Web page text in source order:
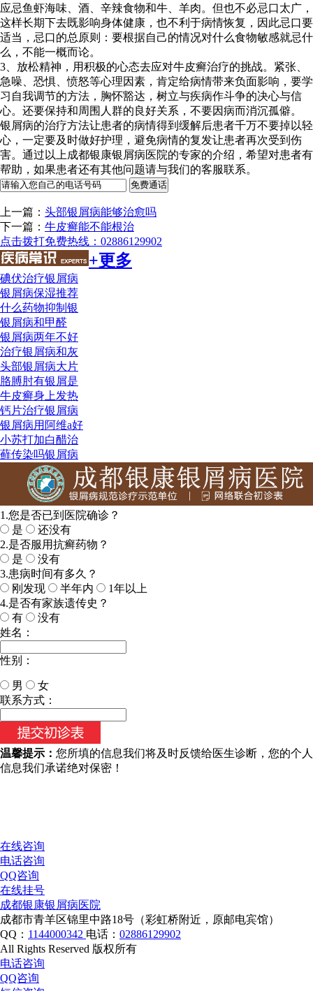
应忌鱼虾海味、酒、辛辣食物和牛、羊肉。但也不必忌口太广，
这样长期下去既影响身体健康，也不利于病情恢复，因此忌口要
适当，忌口的总原则：要根据自己的情况对什么食物敏感就忌什
么，不能一概而论。
3、放松精神，用积极的心态去应对牛皮癣治疗的挑战。紧张、
急噪、恐惧、愤怒等心理因素，肯定给病情带来负面影响，要学
习自我调节的方法，胸怀豁达，树立与疾病作斗争的决心与信
心。还要保持和周围人群的良好关系，不要因病而消沉孤僻。
银屑病的治疗方法让患者的病情得到缓解后患者千万不要掉以轻
心，一定要及时做好护理，避免病情的复发让患者再次受到伤
害。通过以上成都银康银屑病医院的专家的介绍，希望对患者有
帮助，如果患者还有其他问题请与我们的客服联系。
上一篇： 头部银屑病能够治愈吗
下一篇： 牛皮癣能不能根治
点击拨打免费热线：02886129902
+更多
碘伏治疗银屑病
银屑病保湿推荐
什么药物抑制银
银屑病和甲醛
银屑病两年不好
治疗银屑病和灰
头部银屑病大片
胳膊肘有银屑是
牛皮癣身上发热
钙片治疗银屑病
银屑病用阿维a好
小苏打加白醋治
藓传染吗银屑病
1.您是否已到医院确诊？
是
还没有
2.是否服用抗癣药物？
是
没有
3.患病时间有多久？
刚发现
半年内
1年以上
4.是否有家族遗传史？
有
没有
姓名：
性别：
男
女
今天日期：
联系方式：
温馨提示： 您所填的信息我们将及时反馈给医生诊断，您的个人
信息我们承诺绝对保密！
在线咨询
电话咨询
QQ咨询
在线挂号
成都银康银屑病医院
成都市青羊区锦里中路18号（彩虹桥附近，原邮电宾馆）
QQ： 1144000342 电话： 02886129902
All Rights Reserved 版权所有
电话咨询
QQ咨询